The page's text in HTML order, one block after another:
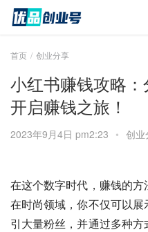
首页 创业分享
小红书赚钱攻略：
开启赚钱之旅！
2023年9月4日 pm2:23 • 创业
在这个数字时代，赚钱的
在时尚领域，你不仅可以
引大量粉丝，并通过多种